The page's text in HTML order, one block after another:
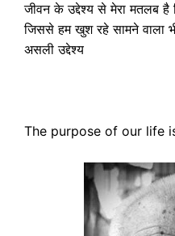
जीवन के उद्देश्य से मेरा मतलब है
जिससे हम खुश रहे सामने वाला
असली उद्देश्य
The purpose of our life